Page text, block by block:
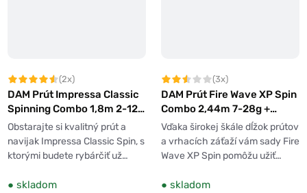
(2x)
DAM Prút Impressa Classic
Spinning Combo 1,8m 2-12g
+ Navijak 1000
Obstarajte si kvalitný prút a
navijak Impressa Classic Spin, s
ktorými budete rybárčiť už…
● skladom
(3x)
DAM Prút Fire Wave XP Spin
Combo 2,44m 7-28g +
Navijak 3000 + Šnúra
0,17mm
Vďaka širokej škále dĺžok prútov
a vrhacích záťaží vám sady Fire
Wave XP Spin pomôžu užiť…
● skladom